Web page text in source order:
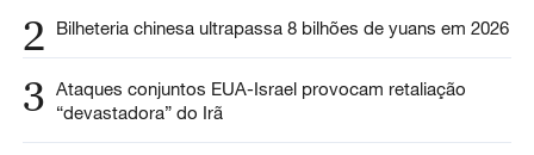
2 Bilheteria chinesa ultrapassa 8 bilhões de yuans em 2026
3 Ataques conjuntos EUA-Israel provocam retaliação
“devastadora” do Irã